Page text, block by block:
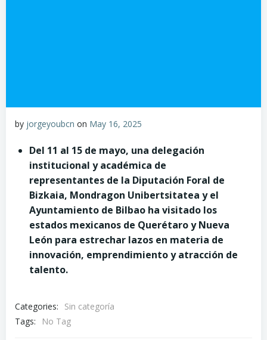
by jorgeyoubcn on May 16, 2025
Del 11 al 15 de mayo, una delegación
institucional y académica de
representantes de la Diputación Foral de
Bizkaia, Mondragon Unibertsitatea y el
Ayuntamiento de Bilbao ha visitado los
estados mexicanos de Querétaro y Nueva
León para estrechar lazos en materia de
innovación, emprendimiento y atracción de
talento.
Categories:
Sin categoría
Tags:
No Tag